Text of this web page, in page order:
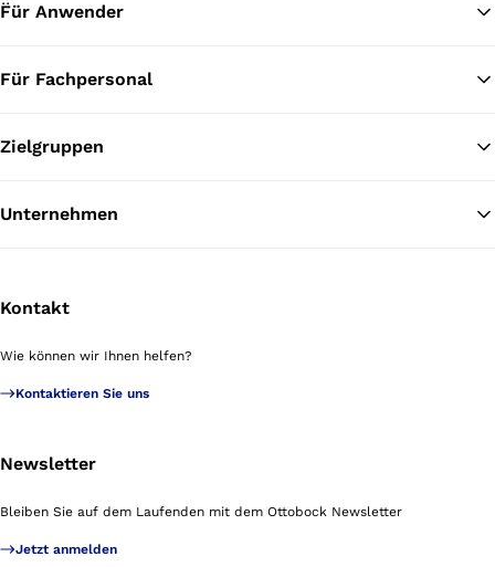
Für Anwender
Für Fachpersonal
Zielgruppen
Unternehmen
Kontakt
Wie können wir Ihnen helfen?
Kontaktieren Sie uns
Newsletter
Bleiben Sie auf dem Laufenden mit dem Ottobock Newsletter
Jetzt anmelden